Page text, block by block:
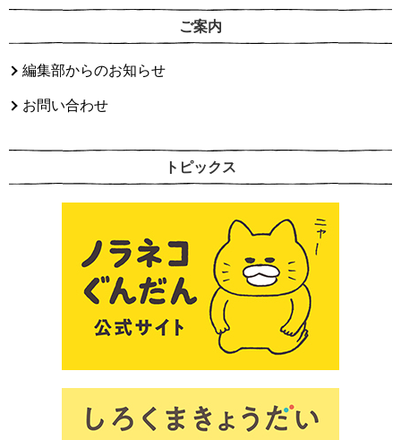
ご案内
編集部からのお知らせ
お問い合わせ
トピックス